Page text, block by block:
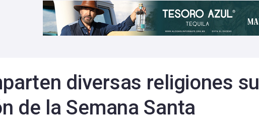
diversas religiones su
de la Semana Santa